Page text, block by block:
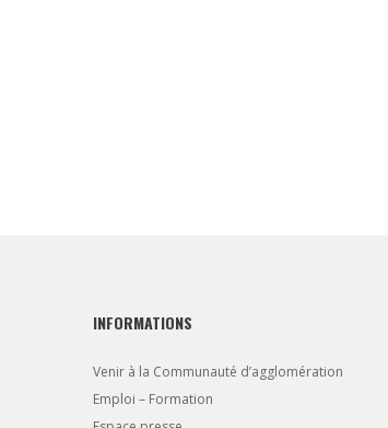
INFORMATIONS
Venir à la Communauté d’agglomération
Emploi – Formation